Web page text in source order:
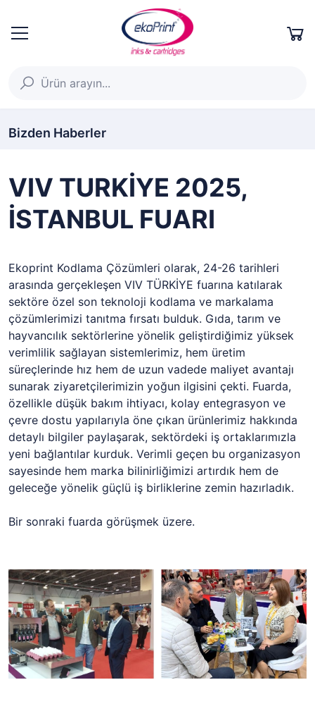
Bizden Haberler
VIV TURKİYE 2025,
İSTANBUL FUARI
Ekoprint Kodlama Çözümleri olarak, 24-26 tarihleri
arasında gerçekleşen VIV TÜRKİYE fuarına katılarak
sektöre özel son teknoloji kodlama ve markalama
çözümlerimizi tanıtma fırsatı bulduk. Gıda, tarım ve
hayvancılık sektörlerine yönelik geliştirdiğimiz yüksek
verimlilik sağlayan sistemlerimiz, hem üretim
süreçlerinde hız hem de uzun vadede maliyet avantajı
sunarak ziyaretçilerimizin yoğun ilgisini çekti. Fuarda,
özellikle düşük bakım ihtiyacı, kolay entegrasyon ve
çevre dostu yapılarıyla öne çıkan ürünlerimiz hakkında
detaylı bilgiler paylaşarak, sektördeki iş ortaklarımızla
yeni bağlantılar kurduk. Verimli geçen bu organizasyon
sayesinde hem marka bilinirliğimizi artırdık hem de
geleceğe yönelik güçlü iş birliklerine zemin hazırladık.
Bir sonraki fuarda görüşmek üzere.